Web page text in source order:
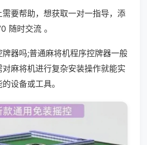
要帮助，想获取一对一指导，添
随时交流 。
器吗;普通麻将机程序控牌器一般
麻将机进行复杂安装操作就能实
设备或工具。